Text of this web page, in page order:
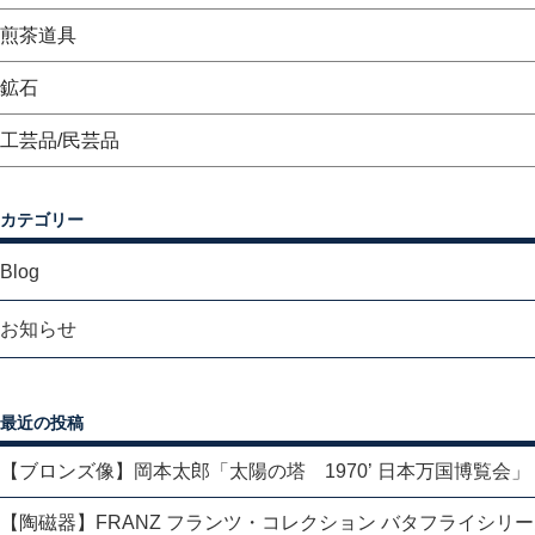
煎茶道具
鉱石
工芸品/民芸品
カテゴリー
Blog
お知らせ
最近の投稿
【ブロンズ像】岡本太郎「太陽の塔 1970’ 日本万国博覧会」
【陶磁器】FRANZ フランツ・コレクション バタフライシリ